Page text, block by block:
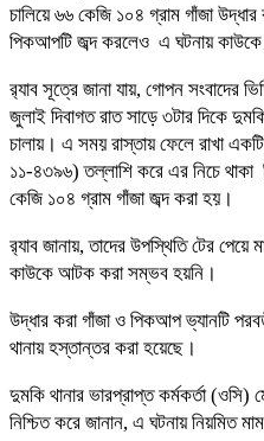
চালিয়ে ৬৬ কেজি ১০৪ গ্রাম গাঁজা
পিকআপটি জব্দ করলেও এ ঘটনায়
র‌্যাব সূত্রে জানা যায়, গোপন সংবাদের
জুলাই দিবাগত রাত সাড়ে ৩টার দিকে
চালায়। এ সময় রাস্তায় ফেলে রাখা
১১-৪৩৯৬) তল্লাশি করে এর নিচে থাকা
কেজি ১০৪ গ্রাম গাঁজা জব্দ করা হয়।
র‌্যাব জানায়, তাদের উপস্থিতি টের পেয়ে
কাউকে আটক করা সম্ভব হয়নি।
উদ্ধার করা গাঁজা ও পিকআপ ভ্যানটি
থানায় হস্তান্তর করা হয়েছে।
দুমকি থানার ভারপ্রাপ্ত কর্মকর্তা (ওসি)
নিশ্চিত করে জানান, এ ঘটনায় নিয়মিত